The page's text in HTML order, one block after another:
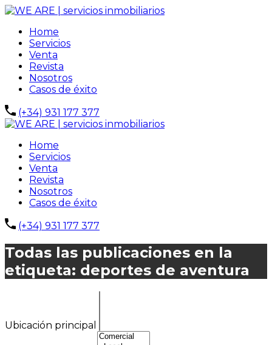
Home
Servicios
Venta
Revista
Nosotros
Casos de éxito
(+34) 931 177 377
Home
Servicios
Venta
Revista
Nosotros
Casos de éxito
(+34) 931 177 377
Todas las publicaciones en la
etiqueta: deportes de aventura
Ubicación principal